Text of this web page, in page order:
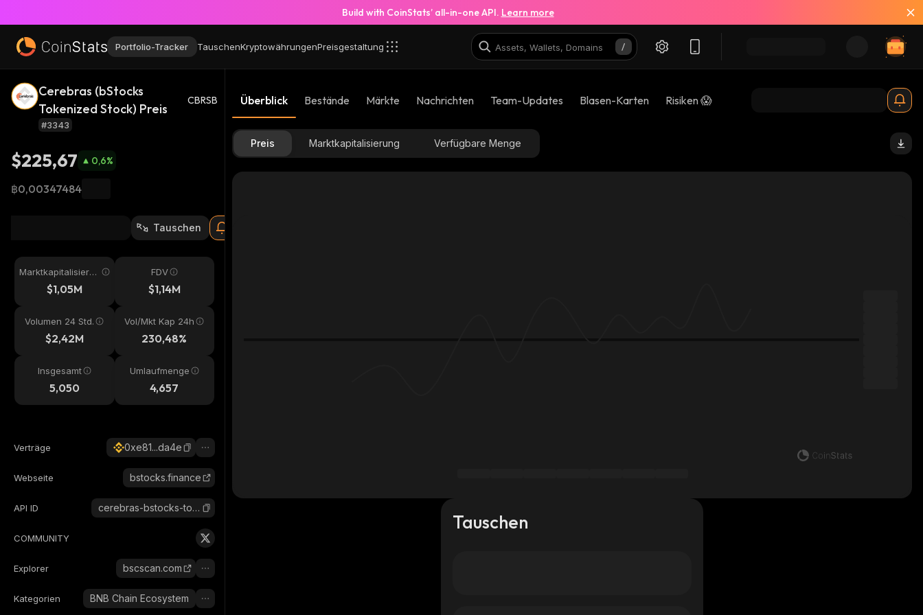
Build with CoinStats’ all-in-one API. Learn more
Portfolio-Tracker TauschenKryptowährungenPreisgestaltung
Cerebras (bStocks
Tokenized Stock) Preis
CBRSB
#3343
$225,67 0,6%
฿0,00347484
Tauschen
Marktkapitalisieru
$1,05M
FDV
$1,14M
Volumen 24 Std.
$2,42M
Vol/Mkt Kap 24h
230,48%
Insgesamt
5,050
Umlaufmenge
4,657
Verträge 0xe81...da4e
Webseite bstocks.finance
API ID cerebras-bstocks-tokenized-stock
COMMUNITY
Explorer bscscan.com
Kategorien BNB Chain Ecosystem
Überblick Bestände Märkte Nachrichten Team-Updates Blasen-Karten Risiken 😱
Preis Marktkapitalisierung Verfügbare Menge
Tauschen